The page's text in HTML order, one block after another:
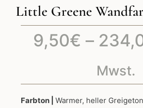
Little Greene
9,50€ –
Mwst.
Farbton | Warmer, heller Greigeton